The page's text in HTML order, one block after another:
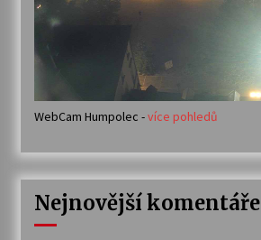
WebCam Humpolec -více pohledů
Nejnovější komentáře